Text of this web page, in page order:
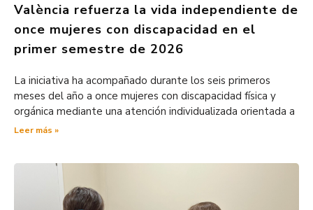
València refuerza la vida independiente de
once mujeres con discapacidad en el
primer semestre de 2026
La iniciativa ha acompañado durante los seis primeros
meses del año a once mujeres con discapacidad física y
orgánica mediante una atención individualizada orientada a
Leer más »